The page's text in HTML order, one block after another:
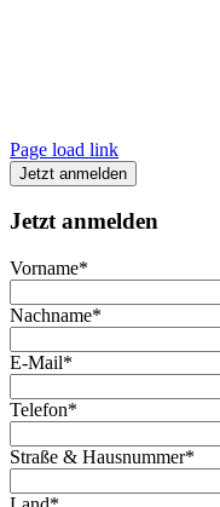
Page load link
Jetzt anmelden
Jetzt anmelden
Vorname*
Nachname*
E-Mail*
Telefon*
Straße & Hausnummer*